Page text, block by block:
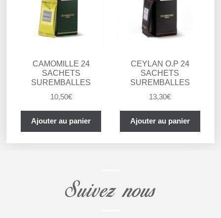
CAMOMILLE 24
SACHETS
SUREMBALLES
10,50€
Ajouter au panier
CEYLAN O.P 24
SACHETS
SUREMBALLES
13,30€
Ajouter au panier
Suivez nous